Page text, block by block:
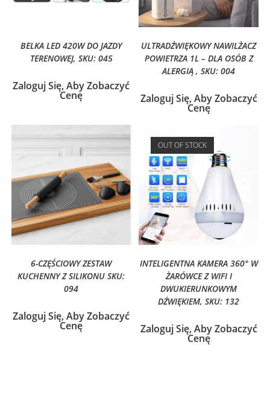
BELKA LED 420W DO JAZDY
TERENOWEJ, SKU: 045
Zaloguj Się, Aby Zobaczyć
Cenę
ULTRADŹWIĘKOWY NAWILŻACZ
POWIETRZA 1L – DLA OSÓB Z
ALERGIĄ , SKU: 004
Zaloguj Się, Aby Zobaczyć
Cenę
6-CZĘŚCIOWY ZESTAW
KUCHENNY Z SILIKONU SKU:
094
Zaloguj Się, Aby Zobaczyć
Cenę
OUT OF STOCK
INTELIGENTNA KAMERA 360° W
ŻARÓWCE Z WIFI I
DWUKIERUNKOWYM
DŹWIĘKIEM, SKU: 132
Zaloguj Się, Aby Zobaczyć
Cenę